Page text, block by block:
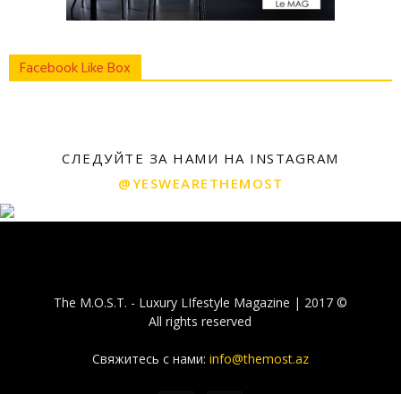
Facebook Like Box
СЛЕДУЙТЕ ЗА НАМИ НА INSTAGRAM
@YESWEARETHEMOST
The M.O.S.T. - Luxury LIfestyle Magazine | 2017 ©
All rights reserved
Свяжитесь с нами: info@themost.az